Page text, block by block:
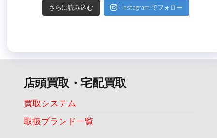
さらに読み込む Instagram でフォロー
店頭買取・宅配買取
買取システム
取扱ブランド一覧